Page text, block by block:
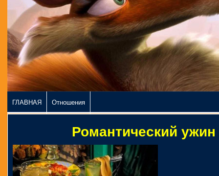
ГЛАВНАЯ Отношения
Романтический